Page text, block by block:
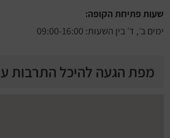
שעות פתיחת הקופה:
ימים ב׳, ד׳ בין השעות: 09:00-16:00
מפת הגעה להיכל התרבות